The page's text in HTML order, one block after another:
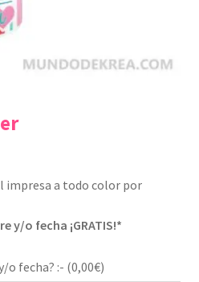
impresa a todo color por
y/o fecha ¡GRATIS!*
o fecha? :- (0,00€)